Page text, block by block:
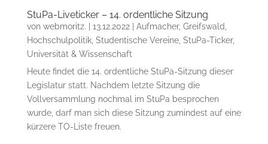
StuPa-Liveticker – 14. ordentliche Sitzung
von webmoritz. 13.12.2022| Aufmacher, Greifswald
Hochschulpolitik, Studentische Vereine, StuPa-Ticker,
Universität & Wissenschaft
Heute findet die 14. ordentliche StuPa-Sitzung dieser
Legislatur statt. Nachdem letzte Sitzung die
Vollversammlung nochmal im StuPa besprochen
wurde, darf man sich diese Sitzung zumindest auf eine
kürzere TO-Liste freuen.